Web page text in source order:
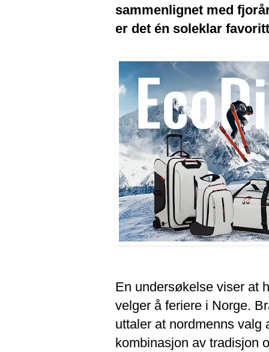
sammenlignet med
er det én soleklar
En undersøkelse viser at
velger å feriere i Norge.
uttaler at nordmenns valg
kombinasjon av tradisjon